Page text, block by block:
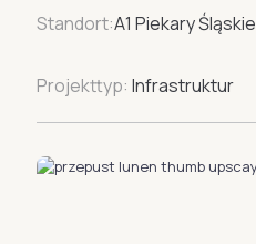
Standort:A1 Piekary
Projekttyp: Infrastruktur